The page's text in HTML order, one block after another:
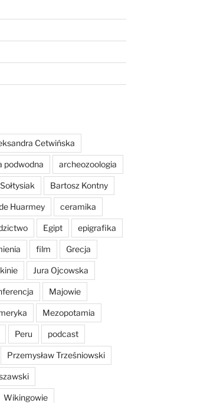
Cetwińska
podwodna archeozoologia
Bartosz Kontny
Huarmey ceramika
Egipt epigrafika
film Grecja
Jura Ojcowska
Majowie
Mezopotamia
Peru podcast
Przemysław Trześniowski
Wikingowie